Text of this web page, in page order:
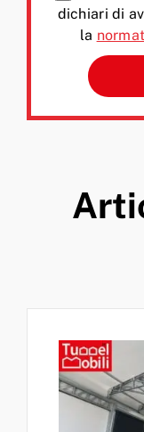
dichiari di
la